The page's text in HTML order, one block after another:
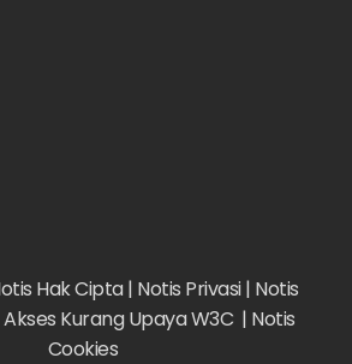
Hak Cipta | Notis Privasi | Notis
Akses Kurang Upaya W3C | Notis
Cookies